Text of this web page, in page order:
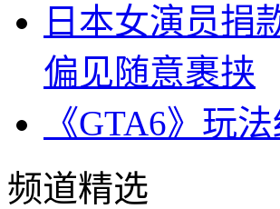
日本女演员捐
偏见随意裹挟
《GTA6》玩
频道精选